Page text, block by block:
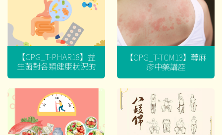
【CPG_T-PHAR18】益
生菌對各類健康狀況的
迷思
【CPG_T-TCM13】蕁麻
疹中藥講座